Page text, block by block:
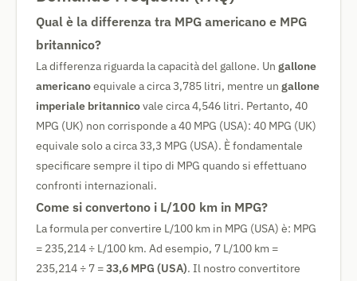
Qual è la differenza tra MPG americano e MPG
britannico?
La differenza riguarda la capacità del gallone. Un gallone
americanoequivale a circa 3,785 litri, mentre un gallone
imperiale britannicovale circa 4,546 litri. Pertanto, 40
MPG (UK) non corrisponde a 40 MPG (USA): 40 MPG (UK)
equivale solo a circa 33,3 MPG (USA). È fondamentale
specificare sempre il tipo di MPG quando si effettuano
confronti internazionali.
Come si convertono i L/100 km in MPG?
La formula per convertire L/100 km in MPG (USA) è: MPG
= 235,214 ÷ L/100 km. Ad esempio, 7 L/100 km =
235,214 ÷ 7 =33,6 MPG (USA). Il nostro convertitore